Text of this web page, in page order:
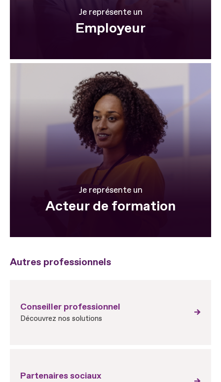
Je représente un
Employeur
Je représente un
Acteur de formation
Autres professionnels
Conseiller professionnel
Découvrez nos solutions
Partenaires sociaux